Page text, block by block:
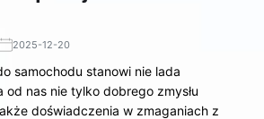
2025-12-20
samochodu stanowi nie lada
od nas nie tylko dobrego zmysłu
doświadczenia w zmaganiach z